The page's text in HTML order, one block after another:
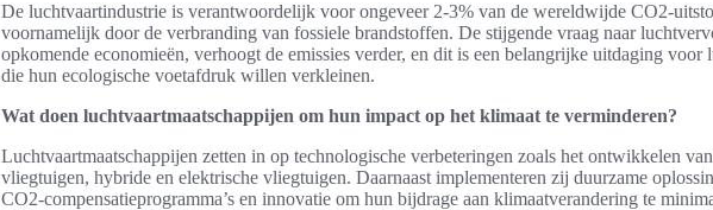
De luchtvaartindustrie is verantwoordelijk voor ongeveer 2-3% van de wereldwijde CO2-
voornamelijk door de verbranding van fossiele brandstoffen. De stijgende vraag naar
opkomende economieën, verhoogt de emissies verder, en dit is een belangrijke uitdaging voor
die hun ecologische voetafdruk willen verkleinen.
Wat doen luchtvaartmaatschappijen om hun impact op het klimaat te verminderen?
Luchtvaartmaatschappijen zetten in op technologische verbeteringen zoals het ontwikkelen
vliegtuigen, hybride en elektrische vliegtuigen. Daarnaast implementeren zij duurzame
CO2-compensatieprogramma’s en innovatie om hun bijdrage aan klimaatverandering te